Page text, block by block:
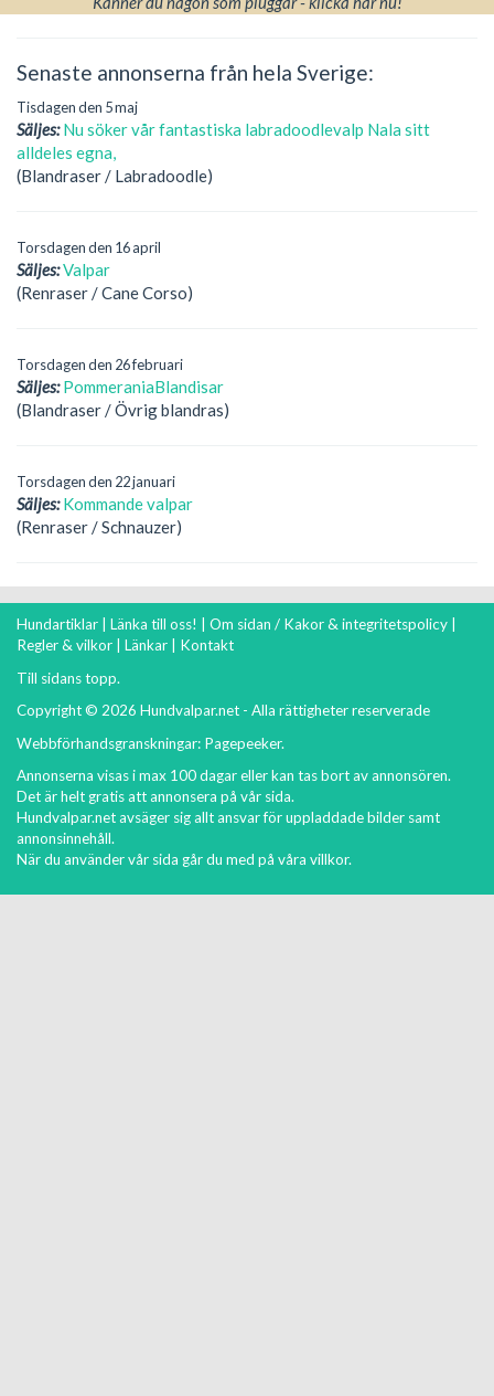
Senaste annonserna från hela Sverige:
Tisdagen den 5 maj
Säljes: Nu söker vår fantastiska labradoodlevalp Nala sitt
alldeles egna,
(Blandraser / Labradoodle)
Torsdagen den 16 april
Säljes:Valpar
(Renraser / Cane Corso)
Torsdagen den 26 februari
Säljes: PommeraniaBlandisar
(Blandraser / Övrig blandras)
Torsdagen den 22 januari
Säljes: Kommande valpar
(Renraser / Schnauzer)
Hundartiklar Länka till oss! Om sidan / Kakor & integritetspolicy
Regler & vilkor
Länkar
Kontakt
Till sidans topp.
Copyright © 2026 Hundvalpar.net - Alla rättigheter reserverade
Webbförhandsgranskningar: Pagepeeker.
Annonserna visas i max 100 dagar eller kan tas bort av annonsören.
Det är helt gratis att annonsera på vår sida.
Hundvalpar.net avsäger sig allt ansvar för uppladdade bilder samt
annonsinnehåll.
När du använder vår sida går du med på våra villkor.